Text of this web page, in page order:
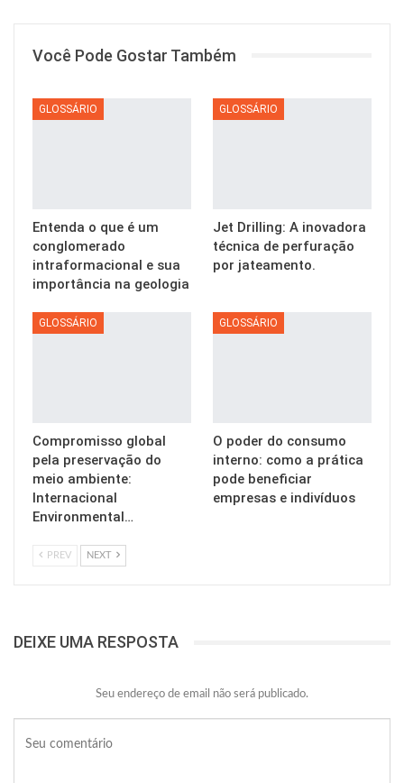
Você Pode Gostar Também
GLOSSÁRIO
Entenda o que é um
conglomerado
intraformacional e sua
importância na geologia
GLOSSÁRIO
Jet Drilling: A inovadora
técnica de perfuração
por jateamento.
GLOSSÁRIO
Compromisso global
pela preservação do
meio ambiente:
Internacional
Environmental…
GLOSSÁRIO
O poder do consumo
interno: como a prática
pode beneficiar
empresas e indivíduos
PREV NEXT
DEIXE UMA RESPOSTA
Seu endereço de email não será publicado.